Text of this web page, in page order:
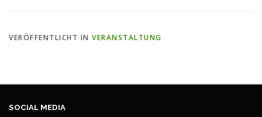
VERÖFFENTLICHT IN VERANSTALTUNG
SOCIAL MEDIA